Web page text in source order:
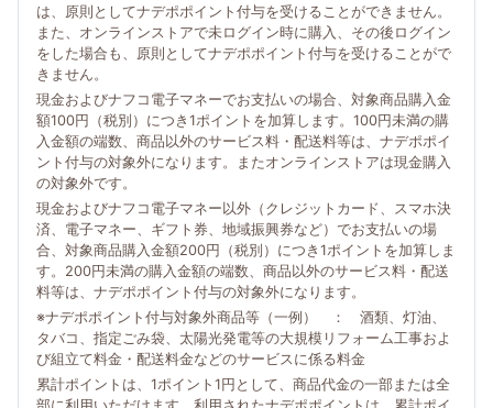
は、原則としてナデポポイント付与を受けることができません。
また、オンラインストアで未ログイン時に購入、その後ログイン
をした場合も、原則としてナデポポイント付与を受けることがで
きません。
現金およびナフコ電子マネーでお支払いの場合、対象商品購入金
額100円（税別）につき1ポイントを加算します。100円未満の購
入金額の端数、商品以外のサービス料・配送料等は、ナデポポイ
ント付与の対象外になります。またオンラインストアは現金購入
の対象外です。
現金およびナフコ電子マネー以外（クレジットカード、スマホ決
済、電子マネー、ギフト券、地域振興券など）でお支払いの場
合、対象商品購入金額200円（税別）につき1ポイントを加算しま
す。200円未満の購入金額の端数、商品以外のサービス料・配送
料等は、ナデポポイント付与の対象外になります。
※ナデポポイント付与対象外商品等（一例） ： 酒類、灯油、
タバコ、指定ごみ袋、太陽光発電等の大規模リフォーム工事およ
び組立て料金・配送料金などのサービスに係る料金
累計ポイントは、1ポイント1円として、商品代金の一部または全